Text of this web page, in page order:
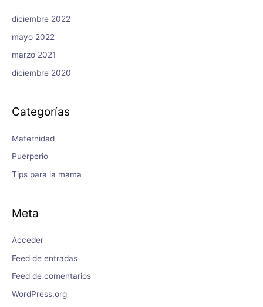
diciembre 2022
mayo 2022
marzo 2021
diciembre 2020
Categorías
Maternidad
Puerperio
Tips para la mama
Meta
Acceder
Feed de entradas
Feed de comentarios
WordPress.org